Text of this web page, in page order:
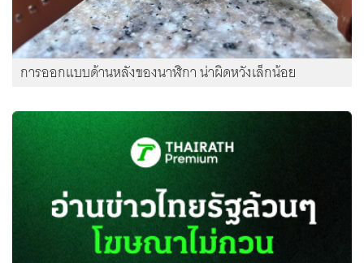
การออกแบบด้านหลังของนาฬิกา น่าผิดหวังเล็กน้อย